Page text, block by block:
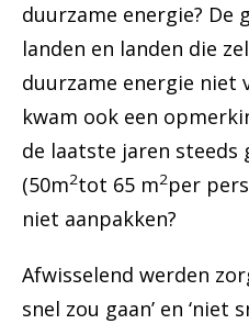
duurzame energie?
landen en landen die
duurzame energie niet
kwam ook een
de laatste jaren steeds
(50m2tot 65 m2per
niet aanpakken?
Afwisselend werden
snel zou gaan’ en ‘niet